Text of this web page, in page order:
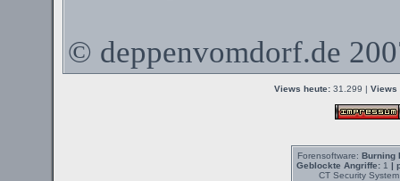
© deppenvomdorf.de
Views heute: 31.299 | Views
Forensoftware: Burning
Geblockte Angriffe:1 |
CT Security